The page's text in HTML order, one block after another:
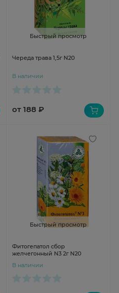
Быстрый просмотр
Череда трава 1,5г N20
В наличии
от 188 ₽
Быстрый просмотр
Фитогепатол сбор
желчегонный N3 2г N20
В наличии